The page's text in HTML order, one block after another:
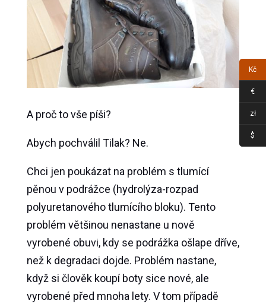
A proč to vše píši?
Abych pochválil Tilak? Ne.
Chci jen poukázat na problém s tlumící
pěnou v podrážce (hydrolýza-rozpad
polyuretanového tlumícího bloku). Tento
problém většinou nenastane u nově
vyrobené obuvi, kdy se podrážka ošlape dříve,
než k degradaci dojde. Problém nastane,
když si člověk koupí boty sice nové, ale
vyrobené před mnoha lety. V tom případě
Kč
€
zł
$